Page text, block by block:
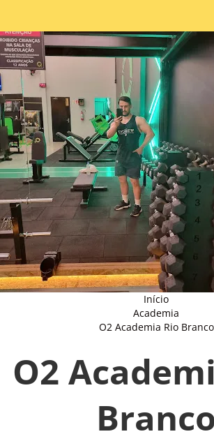
Início
Academia
O2 Academia Rio Branco
O2